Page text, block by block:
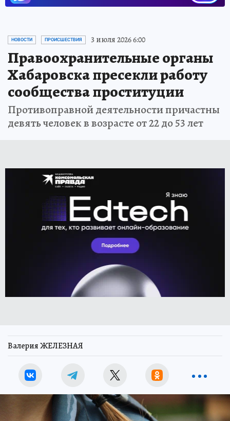
НОВОСТИ ПРОИСШЕСТВИЯ 3 июля 2026 6:00
Правоохранительные органы
Хабаровска пресекли работу
сообщества проституции
Противоправной деятельности причастны
девять человек в возрасте от 22 до 53 лет
Валерия ЖЕЛЕЗНАЯ